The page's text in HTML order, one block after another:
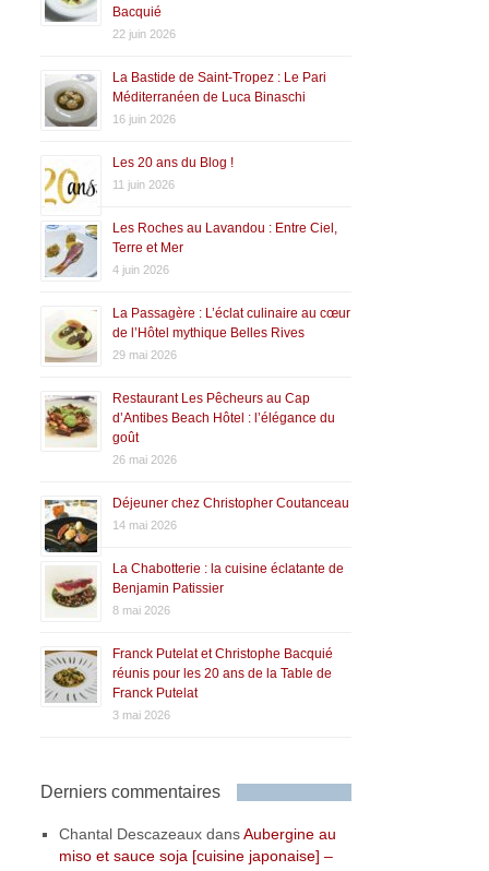
Bacquié
22 juin 2026
La Bastide de Saint-Tropez : Le Pari
Méditerranéen de Luca Binaschi
16 juin 2026
Les 20 ans du Blog !
11 juin 2026
Les Roches au Lavandou : Entre Ciel,
Terre et Mer
4 juin 2026
La Passagère : L’éclat culinaire au cœur
de l’Hôtel mythique Belles Rives
29 mai 2026
Restaurant Les Pêcheurs au Cap
d’Antibes Beach Hôtel : l’élégance du
goût
26 mai 2026
Déjeuner chez Christopher Coutanceau
14 mai 2026
La Chabotterie : la cuisine éclatante de
Benjamin Patissier
8 mai 2026
Franck Putelat et Christophe Bacquié
réunis pour les 20 ans de la Table de
Franck Putelat
3 mai 2026
Derniers commentaires
Chantal Descazeaux dansAubergine au
miso et sauce soja [cuisine japonaise] –